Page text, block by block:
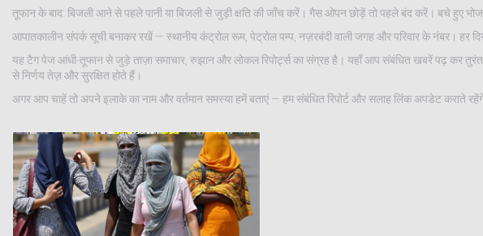
तूफान के बाद: बिजली आने से पहले पानी या बिजली से जुड़ी क्षति की जाँच करें। गैस ओपन छोड़ें तो पहले बंद करें। बचे हुए
आपातकालीन संपर्क सूची बनाकर रखें — स्थानीय कंट्रोल रूम, पेट्रोल पम्प, नज़रबंदी वाली जगह और परिवार के नंबर। हर
यह टैग पेज आंधी-तूफान से जुड़े ताज़ा समाचार, रुझान और लोकल रिपोर्ट्स का संग्रह है। यहाँ आप संबंधित खबरें पढ़ कर
से निर्णय तेज़ और सुरक्षित होते हैं।
अगर आप चाहें तो अपने इलाके का नाम और वर्तमान समस्या हमें बताएं — हम संबंधित रिपोर्ट और सलाह लिंक अपडेट कराते